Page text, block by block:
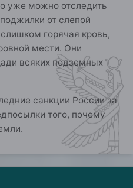
уже можно отследить
от слепой
горячая кровь,
мести. Они
всяких подземных
санкции России за
того, почему